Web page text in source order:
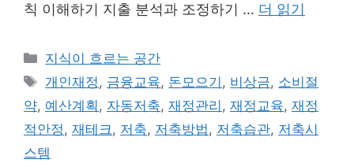
칙 이해하기 지출 분석과 조정하기 … 더 읽기
카
테
리
지식이 흐르는 공간
태
그
개인재정, 금융교육, 돈모으기 , 비상금, 소비절
약, 예산계획, 자동저축, 재정관리 , 재정교육, 재정
적안정, 재테크, 저축, 저축방법, 저축습관, 저축시
스템